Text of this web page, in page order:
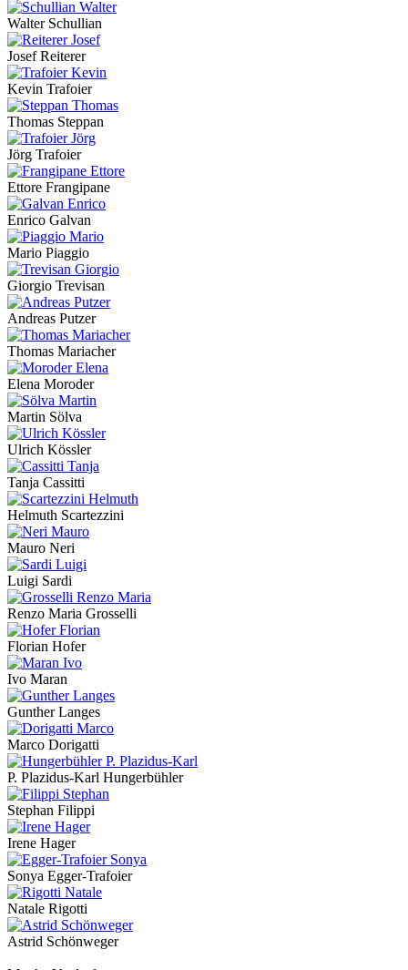
Walter Schullian
Josef Reiterer
Kevin Trafoier
Thomas Steppan
Jörg Trafoier
Ettore Frangipane
Enrico Galvan
Mario Piaggio
Giorgio Trevisan
Andreas Putzer
Thomas Mariacher
Elena Moroder
Martin Sölva
Ulrich Kössler
Tanja Cassitti
Helmuth Scartezzini
Mauro Neri
Luigi Sardi
Renzo Maria Grosselli
Florian Hofer
Ivo Maran
Gunther Langes
Marco Dorigatti
P. Plazidus-Karl Hungerbühler
Stephan Filippi
Irene Hager
Sonya Egger-Trafoier
Natale Rigotti
Astrid Schönweger